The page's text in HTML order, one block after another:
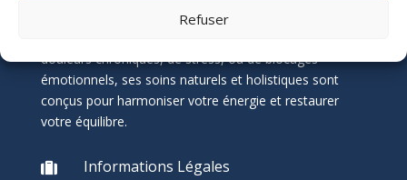
Refuser
Nantes, vous accompagne vers un mieux-être durable
douleurs chroniques, de stress, ou de blocages
émotionnels, ses soins naturels et holistiques sont
conçus pour harmoniser votre énergie et restaurer
votre équilibre.
 Informations Légales